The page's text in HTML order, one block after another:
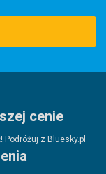
cenie
z Bluesky.pl